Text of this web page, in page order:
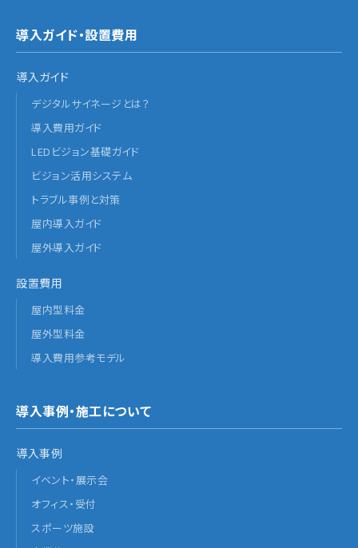
導入ガイド・設置費用
導入ガイド
デジタルサイネージとは？
導入費用ガイド
LEDビジョン基礎ガイド
ビジョン活用システム
トラブル事例と対策
屋内導入ガイド
屋外導入ガイド
設置費用
屋内型料金
屋外型料金
導入費用参考モデル
導入事例・施工について
導入事例
イベント・展示会
オフィス・受付
スポーツ施設